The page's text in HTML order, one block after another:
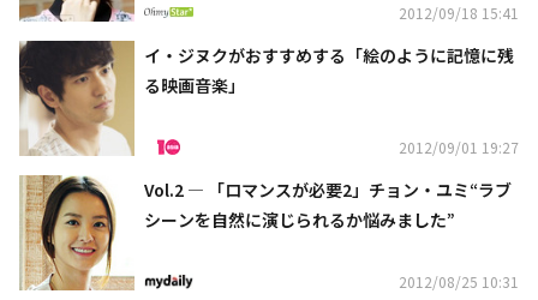
2012/09/18 15:41
イ・ジヌクがおすすめする「絵のように記憶に残
る映画音楽」
2012/09/01 19:27
Vol.2 ― 「ロマンスが必要2」チョン・ユミ“ラブ
シーンを自然に演じられるか悩みました”
2012/08/25 10:31